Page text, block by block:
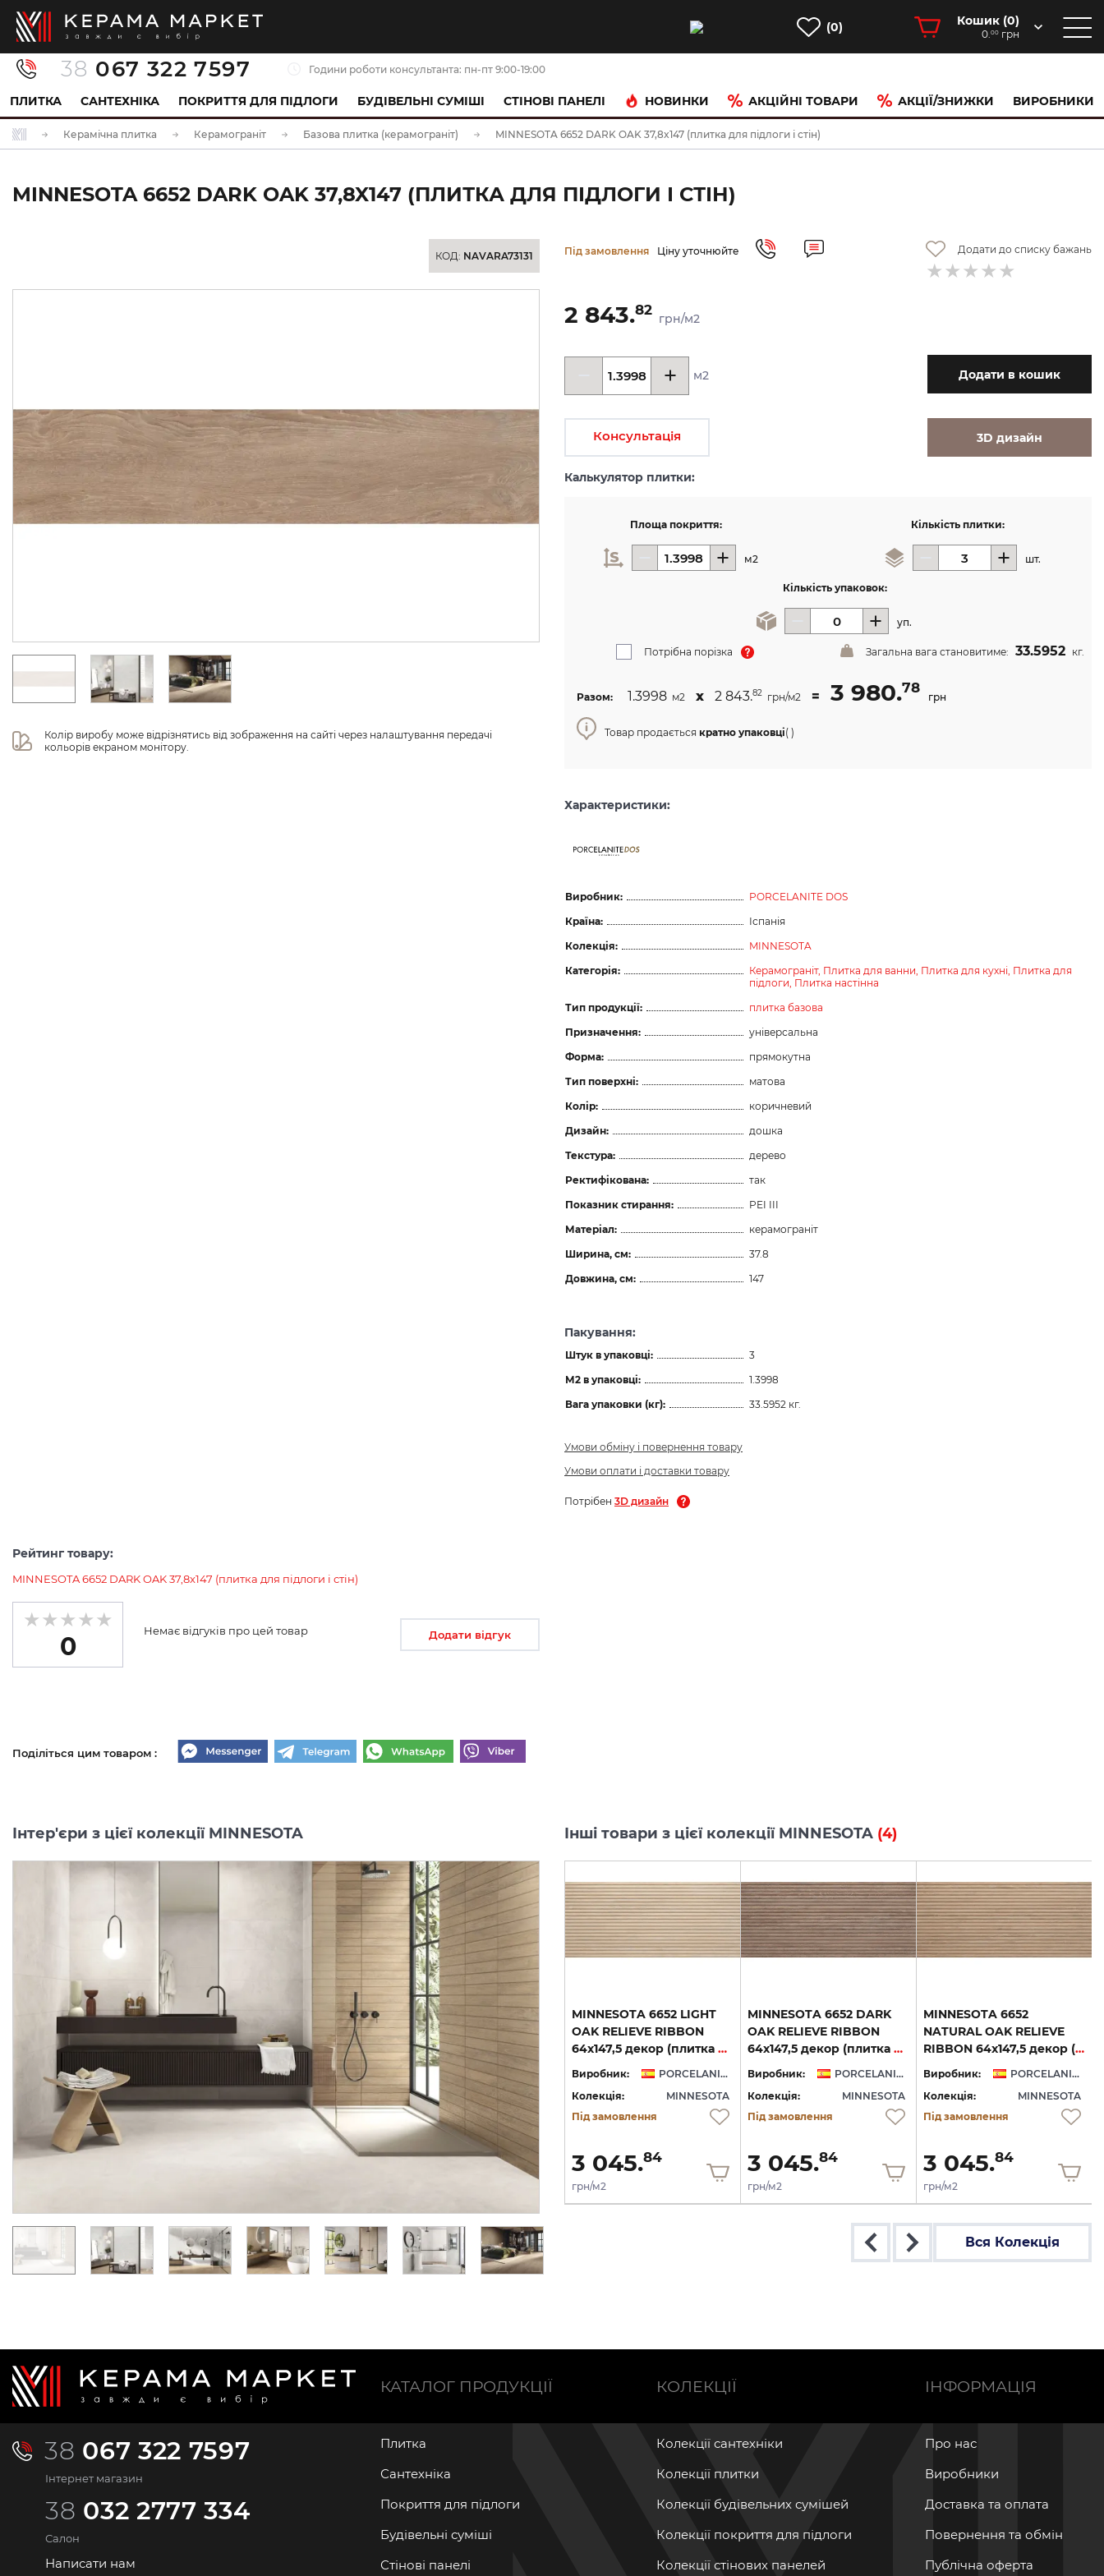
(0) Кошик (0)
0.00 грн
38 067 322 7597 Години роботи консультанта: пн-пт 9:00-19:00
ПЛИТКА САНТЕХНІКА ПОКРИТТЯ ДЛЯ ПІДЛОГИ БУДІВЕЛЬНІ СУМІШІ CТІНОВІ ПАНЕЛІ НОВИНКИ АКЦІЙНІ ТОВАРИ АКЦІЇ/ЗНИЖКИ ВИРОБНИКИ
Керамічна плитка Керамограніт Базова плитка (керамограніт) MINNESOTA 6652 DARK OAK 37,8x147 (плитка для підлоги і стін)
MINNESOTA 6652 DARK OAK 37,8X147 (ПЛИТКА ДЛЯ ПІДЛОГИ І СТІН)
КОД: NAVARA73131
Колір виробу може відрізнятись від зображення на сайті через налаштування передачі
кольорів екраном монітору.
Під замовлення Ціну уточнюйте Додати до списку бажань
2 843.82
грн/м2
м2 Додати в кошик
Консультація 3D дизайн
Калькулятор плитки:
Площа покриття:
м2
Кількість плитки:
шт.
Кількість упаковок:
уп.
Потрібна порізка Загальна вага становитиме: 33.5952 кг.
Разом: 1.3998 м2 х 2 843.82 грн/м2 = 3 980.78
грн
Товар продається кратно упаковці( )
Характеристики:
ceramicas
Виробник:
PORCELANITE DOS
Країна:
Іспанія
Колекція:
MINNESOTA
Категорія:
Керамограніт, Плитка для ванни, Плитка для кухні, Плитка для
підлоги, Плитка настінна
Тип продукції:
плитка базова
Призначення:
універсальна
Форма:
прямокутна
Тип поверхні:
матова
Колір:
коричневий
Дизайн:
дошка
Текстура:
дерево
Ректифікована:
так
Показник стирання:
PEI III
Матеріал:
керамограніт
Ширина, см:
37.8
Довжина, см:
147
Пакування:
Штук в упаковці:
3
М2 в упаковці:
1.3998
Вага упаковки (кг):
33.5952 кг.
Умови обміну і повернення товару
Умови оплати і доставки товару
Потрібен 3D дизайн
Рейтинг товару:
MINNESOTA 6652 DARK OAK 37,8x147 (плитка для підлоги і стін)
0
Немає відгуків про цей товар Додати відгук
Поділіться цим товаром :
Інтер'єри з цієї колекції MINNESOTA Інші товари з цієї колекції MINNESOTA (4)
MINNESOTA 6652 DARK
OAK RELIEVE RIBBON
64x147,5 декор (плитка настінна)
Виробник:
Колекція:
Під замовлення
3 045.
MINNESOTA 6652
NATURAL OAK RELIEVE
RIBBON 64x147,5 декор (плитка настінна)
Виробник:
PORCELANITE DOS
MINNESOTA
MINNESOTA 1876 DARK
OAK 100x100 (плитка для
підлоги і стін)
Виробник:
Колекція:
MINNESOTA
Під замовлення
2 742.81
MINNESOTA 6652 LIGHT
OAK RELIEVE RIBBON
64x147,5 декор (плитка настінна)
Виробник:
PORCELANITE DOS
Колекція:
MINNESOTA
Під замовлення
3 045.84
грн/м2
MINNESOTA 6652 DARK
OAK RELIEVE RIBBON
64x147,5 декор (плитка настінна)
Виробник:
PORCELANITE DOS
Колекція:
MINNESOTA
Під замовлення
3 045.84
грн/м2
MINNESOTA 6652
NATURAL OAK RELIEVE
RIBBON 64x147,5 декор (плитка настінна)
Виробник:
PORCELANITE DOS
Колекція:
MINNESOTA
Під замовлення
3 045.84
грн/м2
Вся Колекція
38 067 322 7597
Інтернет магазин
38 032 2777 334
Салон
Написати нам
КАТАЛОГ ПРОДУКЦІЇ
Плитка
Сантехніка
Покриття для підлоги
Будівельні суміші
Стінові панелі
КОЛЕКЦІЇ
Колекції сантехніки
Колекції плитки
Колекції будівельних сумішей
Колекції покриття для підлоги
Колекції стінових панелей
ІНФОРМАЦІЯ
Про нас
Виробники
Доставка та оплата
Повернення та обмін
Публічна оферта